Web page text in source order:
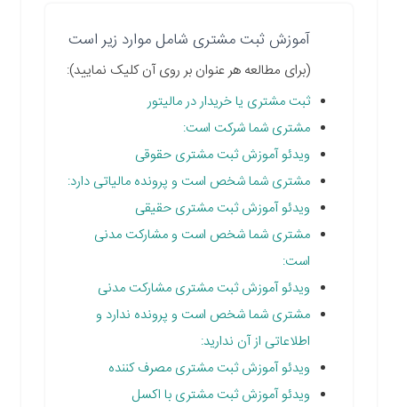
آموزش ثبت مشتری شامل موارد زیر است
(برای مطالعه هر عنوان بر روی آن کلیک نمایید):
ثبت مشتری یا خریدار در مالیتور
مشتری شما شرکت است:
ویدئو آموزش ثبت مشتری حقوقی
مشتری شما شخص است و پرونده مالیاتی دارد:
ویدئو آموزش ثبت مشتری حقیقی
مشتری شما شخص است و مشارکت مدنی
است:
ویدئو آموزش ثبت مشتری مشارکت مدنی
مشتری شما شخص است و پرونده ندارد و
اطلاعاتی از آن ندارید:
ویدئو آموزش ثبت مشتری مصرف کننده
ویدئو آموزش ثبت مشتری با اکسل